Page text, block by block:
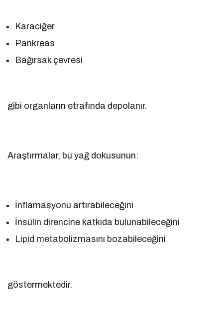
Karaciğer
Pankreas
Bağırsak çevresi
gibi organların etrafında depolanır.
Araştırmalar, bu yağ dokusunun:
İnflamasyonu artırabileceğini
İnsülin direncine katkıda bulunabileceğini
Lipid metabolizmasını bozabileceğini
göstermektedir.